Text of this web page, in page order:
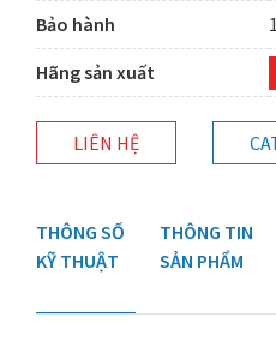
Bảo hành
Hãng sản xuất
LIÊN HỆ
THÔNG SỐ
KỸ THUẬT
THÔNG TIN
SẢN PHẨM